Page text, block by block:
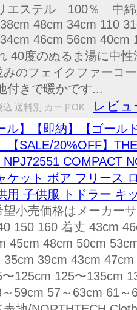
エステル 100％ 中綿
48cm 34cm 110
46cm 56cm 40cm
40度のぬるま湯に中
みのフェイクファーコ
付きで暖かです...
込 送料別 カードOK レビュ
ル】【即納】【ゴー
【SALE/20%OFF】
NPJ72551 COMPACT
ケット ボア フリース
用 子供服 トドラー キ
望小売価格はメーカー
150 160 着丈 43cm
45cm 48cm 50cm
35cm 39cm 43cm
125cm 125〜135cm
～59cm 57～63cm 61